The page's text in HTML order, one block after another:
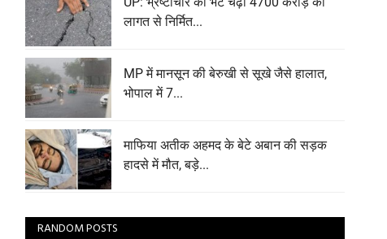
लागत से निर्मित...
MP में मानसून की बेरुखी से सूखे जैसे हालात,
भोपाल में 7...
माफिया अतीक अहमद के बेटे अबान की सड़क
हादसे में मौत, बड़े...
RANDOM POSTS